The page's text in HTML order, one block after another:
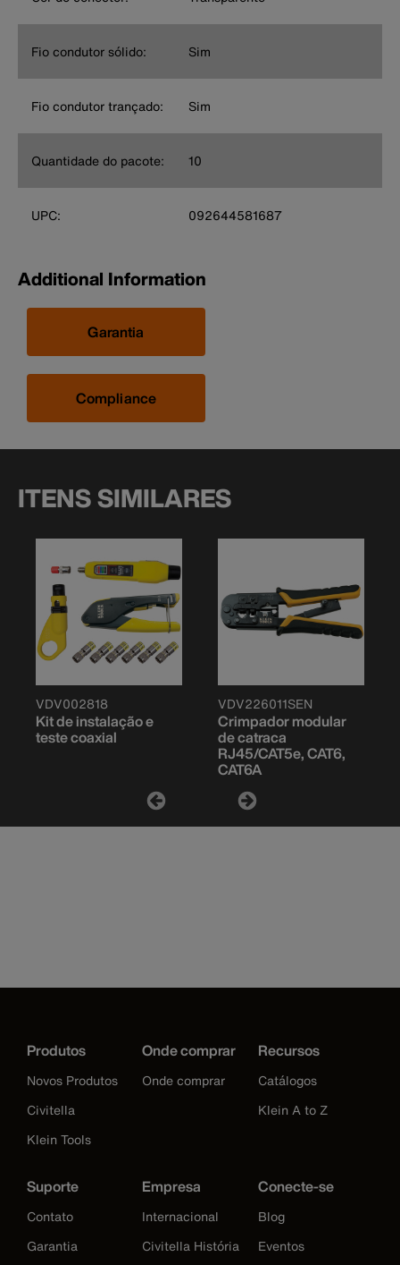
Fio condutor sólido: Sim
Fio condutor trançado: Sim
Quantidade do pacote: 10
UPC: 092644581687
Additional Information
Garantia
Compliance
ITENS SIMILARES
VDV002818
Kit de instalação e
teste coaxial
VDV226011SEN
Crimpador modular
de catraca
RJ45/CAT5e, CAT6,
CAT6A
Produtos
Novos Produtos
Civitella
Klein Tools
Onde comprar
Onde comprar
Recursos
Catálogos
Klein A to Z
Suporte
Contato
Garantia
Empresa
Internacional
Civitella História
Conecte-se
Blog
Eventos